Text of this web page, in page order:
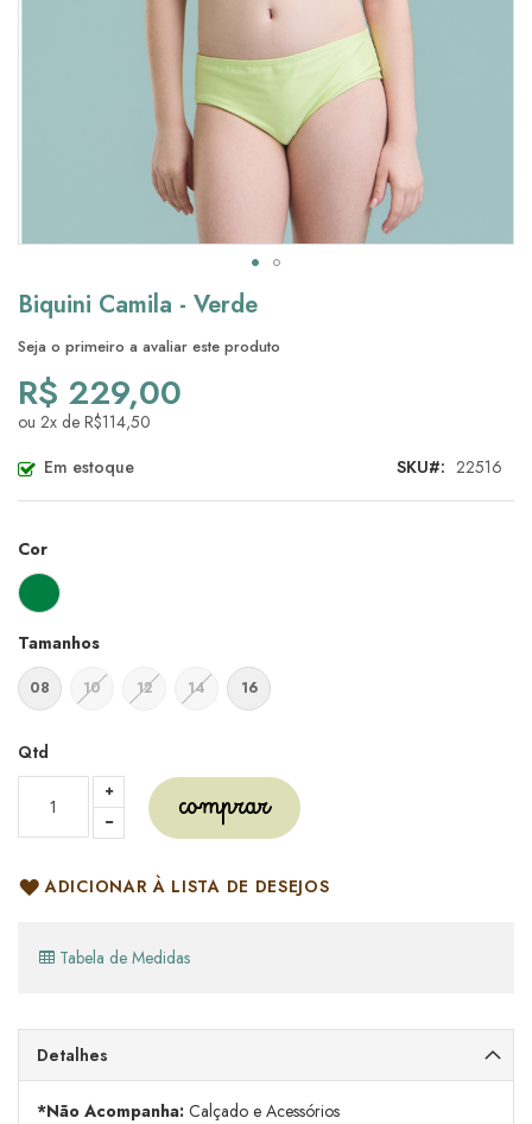
Biquini Camila - Verde
Seja o primeiro a avaliar este produto
R$ 229,00
ou 2x de R$114,50
Em estoque
SKU 22516
Cor
Tamanhos
08 10 12 14 16
Qtd
comprar
ADICIONAR À LISTA DE DESEJOS
Tabela de Medidas
Saltar
para
o
início
da
Galeria
de
imagens
Detalhes
*Não Acompanha: Calçado e Acessórios